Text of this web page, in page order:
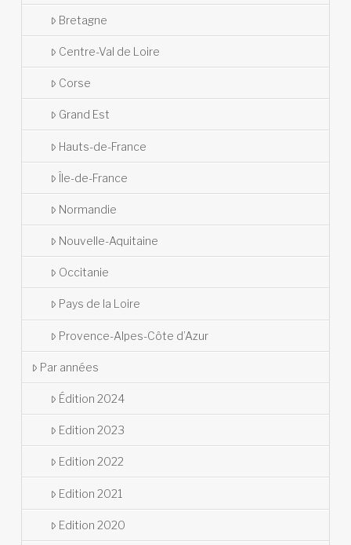
Bretagne
Centre-Val de Loire
Corse
Grand Est
Hauts-de-France
Île-de-France
Normandie
Nouvelle-Aquitaine
Occitanie
Pays de la Loire
Provence-Alpes-Côte d’Azur
Par années
Édition 2024
Edition 2023
Edition 2022
Edition 2021
Edition 2020